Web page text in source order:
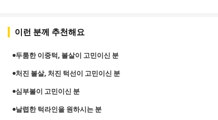
이런 분께 추천해요
두툼한 이중턱, 볼살이 고민이신 분
처진 볼살, 처진 턱선이 고민이신 분
심부볼이 고민이신 분
날렵한 턱라인을 원하시는 분